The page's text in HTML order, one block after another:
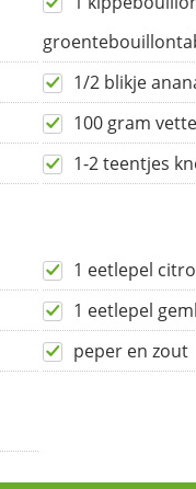
1/2 blikje
100 gram
1-2 teentjes
1 eetlepel
1 eetlepel
peper en zout